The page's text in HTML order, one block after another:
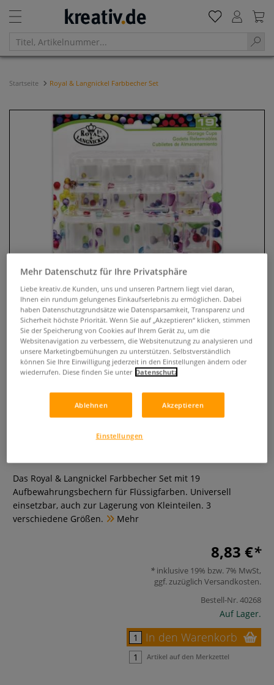
Startseite Royal & Langnickel Farbbecher Set
Royal & Langnickel Farbbecher
Das Royal & Langnickel Farbbecher Set mit 19
Aufbewahrungsbechern für Flüssigfarben. Universell
einsetzbar, auch zur Lagerung von Kleinteilen. 3
verschiedene Größen.
Mehr
8,83 €
inklusive 19% bzw. 7% MwSt,
ggf. zuzüglich Versandkosten.
Bestell-Nr.40268
Auf Lager.
In den Warenkorb
Artikel auf den Merkzettel
Mehr Datenschutz für Ihre Privatsphäre
Liebe kreativ.de Kunden, uns und unseren Partnern liegt viel daran,
Ihnen ein rundum gelungenes Einkaufserlebnis zu ermöglichen. Dabei
haben Datenschutzgrundsätze wie Datensparsamkeit, Transparenz und
Sicherheit höchste Priorität. Wenn Sie auf „Akzeptieren“ klicken, stimmen
Sie der Speicherung von Cookies auf Ihrem Gerät zu, um die
Websitenavigation zu verbessern, die Websitenutzung zu analysieren und
unsere Marketingbemühungen zu unterstützen. Selbstverständlich
können Sie Ihre Einwilligung jederzeit in den Einstellungen ändern oder
wiederrufen. Diese finden Sie unter Datenschutz
Ablehnen Akzeptieren
Einstellungen